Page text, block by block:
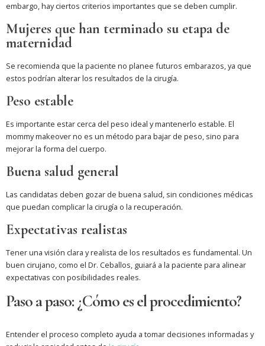
embargo, hay ciertos criterios importantes que se deben cumplir.
Mujeres que han terminado su etapa de
maternidad
Se recomienda que la paciente no planee futuros embarazos, ya que
estos podrían alterar los resultados de la cirugía.
Peso estable
Es importante estar cerca del peso ideal y mantenerlo estable. El
mommy makeover no es un método para bajar de peso, sino para
mejorar la forma del cuerpo.
Buena salud general
Las candidatas deben gozar de buena salud, sin condiciones médicas
que puedan complicar la cirugía o la recuperación.
Expectativas realistas
Tener una visión clara y realista de los resultados es fundamental. Un
buen cirujano, como el Dr. Ceballos, guiará a la paciente para alinear
expectativas con posibilidades reales.
Paso a paso: ¿Cómo es el procedimiento?
Entender el proceso completo ayuda a tomar decisiones informadas y